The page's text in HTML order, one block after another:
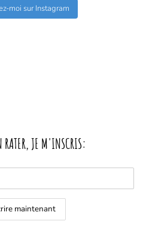
moi sur Instagram
RATER, JE M'INSCRIS: